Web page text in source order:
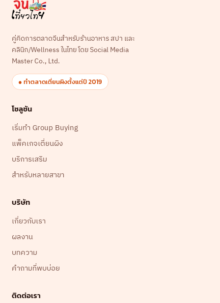
คู่คิดการตลาดจีนสำหรับร้านอาหาร สปา และ
คลินิก/Wellness ในไทย โดย Social Media
Master Co., Ltd.
● ทำตลาดเตี่ยนผิงตั้งแต่ปี 2019
โซลูชัน
เริ่มทำ Group Buying
แพ็คเกจเตี่ยนผิง
บริการเสริม
สำหรับหลายสาขา
บริษัท
เกี่ยวกับเรา
ผลงาน
บทความ
คำถามที่พบบ่อย
ติดต่อเรา